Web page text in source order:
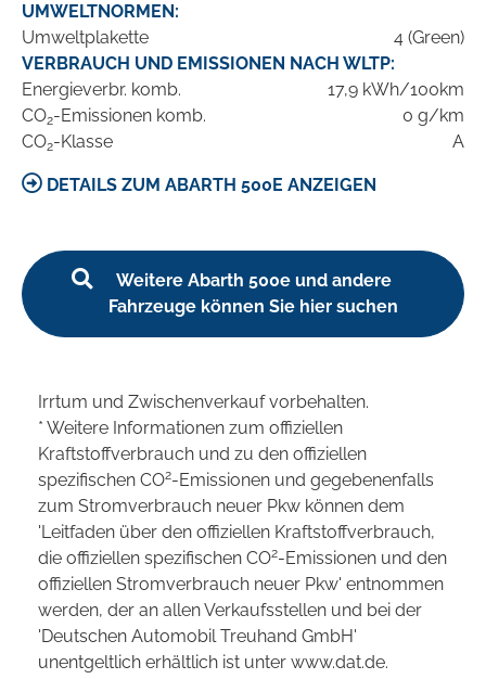
UMWELTNORMEN:
Umweltplakette
4 (Green)
VERBRAUCH UND EMISSIONEN NACH WLTP:
Energieverbr. komb.
17,9 kWh/100km
CO2-Emissionen komb.
0 g/km
CO2-Klasse A
DETAILS ZUM ABARTH 500E ANZEIGEN
Weitere Abarth 500e und andere
Fahrzeuge können Sie hier suchen
Irrtum und Zwischenverkauf vorbehalten.
* Weitere Informationen zum offiziellen
Kraftstoffverbrauch und zu den offiziellen
spezifischen CO2-Emissionen und gegebenenfalls
zum Stromverbrauch neuer Pkw können dem
'Leitfaden über den offiziellen Kraftstoffverbrauch,
die offiziellen spezifischen CO2-Emissionen und den
offiziellen Stromverbrauch neuer Pkw' entnommen
werden, der an allen Verkaufsstellen und bei der
'Deutschen Automobil Treuhand GmbH'
unentgeltlich erhältlich ist unter www.dat.de.